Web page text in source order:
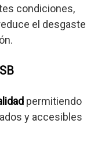
condiciones,
el desgaste
permitiendo
y accesibles